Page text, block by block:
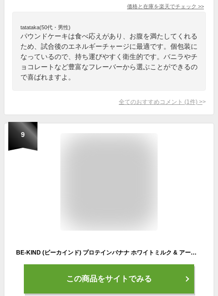
価格と在庫を楽天でチェック >>
tatataka(50代・男性)
パウンドケーキは食べ応えがあり、お腹を満たしてくれる
ため、試合後のエネルギーチャージに最適です。個包装に
なっているので、持ち運びやすく衛生的です。バニラやチ
ョコレートなど豊富なフレーバーから選ぶことができるの
で喜ばれますよ。
全てのおすすめコメント (1 件) >
9
BE-KIND (ビーカインド) プロテインバナナ ホワイトミルク & アーモンド プロテインバー (40g×6本入ｘ2箱) ナッツバー/チョコバー/植物由来 たんぱく質/食物繊維/おやつ/カインドバー
この商品をサイトでみる